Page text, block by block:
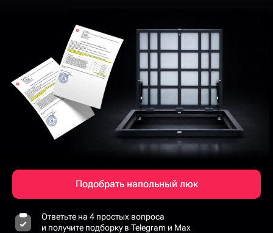
Подобрать напольный люк
Ответьте на 4 простых вопроса
и получите подборку в Telegram и Max